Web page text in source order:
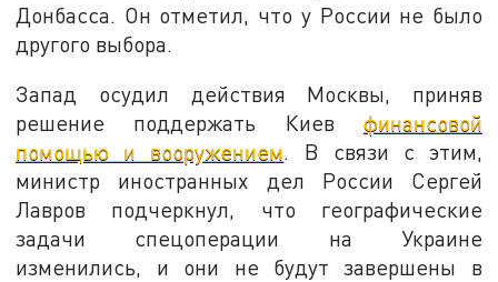
Донбасса. Он отметил, что у России не было
другого выбора.
Запад осудил действия Москвы, приняв
решение поддержать Киев финансовой
помощью и вооружением. В связи с этим,
министр иностранных дел России Сергей
Лавров подчеркнул, что географические
задачи спецоперации на Украине
изменились, и они не будут завершены в